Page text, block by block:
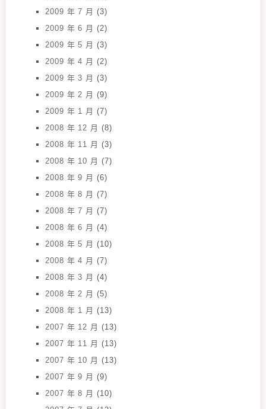
2009 年 7 月 (3)
2009 年 6 月 (2)
2009 年 5 月 (3)
2009 年 4 月 (2)
2009 年 3 月 (3)
2009 年 2 月 (9)
2009 年 1 月 (7)
2008 年 12 月 (8)
2008 年 11 月 (3)
2008 年 10 月 (7)
2008 年 9 月 (6)
2008 年 8 月 (7)
2008 年 7 月 (7)
2008 年 6 月 (4)
2008 年 5 月 (10)
2008 年 4 月 (7)
2008 年 3 月 (4)
2008 年 2 月 (5)
2008 年 1 月 (13)
2007 年 12 月 (13)
2007 年 11 月 (13)
2007 年 10 月 (13)
2007 年 9 月 (9)
2007 年 8 月 (10)